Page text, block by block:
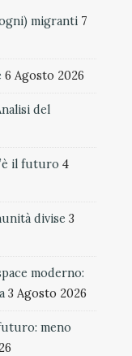
migranti 7
6 Agosto 2026
del
il futuro 4
divise 3
moderno:
3 Agosto 2026
meno